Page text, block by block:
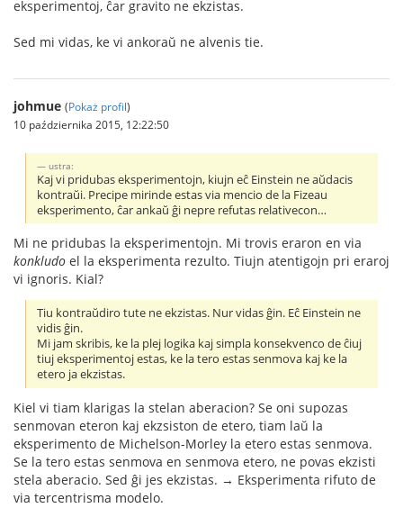
eksperimentoj, ĉar gravito ne ekzistas.
Sed mi vidas, ke vi ankoraŭ ne alvenis tie.
johmue (Pokaż profil)
10 października 2015, 12:22:50
ustra:
Kaj vi pridubas eksperimentojn, kiujn eĉ Einstein ne aŭdacis
kontraŭi. Precipe mirinde estas via mencio de la Fizeau
eksperimento, ĉar ankaŭ ĝi nepre refutas relativecon…
Mi ne pridubas la eksperimentojn. Mi trovis eraron en via
konkludo el la eksperimenta rezulto. Tiujn atentigojn pri eraroj
vi ignoris. Kial?
Tiu kontraŭdiro tute ne ekzistas. Nur vidas ĝin. Eĉ Einstein ne
vidis ĝin.
Mi jam skribis, ke la plej logika kaj simpla konsekvenco de ĉiuj
tiuj eksperimentoj estas, ke la tero estas senmova kaj ke la
etero ja ekzistas.
Kiel vi tiam klarigas la stelan aberacion? Se oni supozas
senmovan eteron kaj ekzsiston de etero, tiam laŭ la
eksperimento de Michelson-Morley la etero estas senmova.
Se la tero estas senmova en senmova etero, ne povas ekzisti
stela aberacio. Sed ĝi jes ekzistas. → Eksperimenta rifuto de
via tercentrisma modelo.